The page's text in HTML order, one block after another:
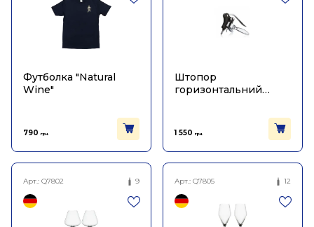
Футболка "Natural
Wine"
790 грн.
Штопор
горизонтальний
1 550 грн.
Арт.: Q7802 9 Арт.: Q7805 12